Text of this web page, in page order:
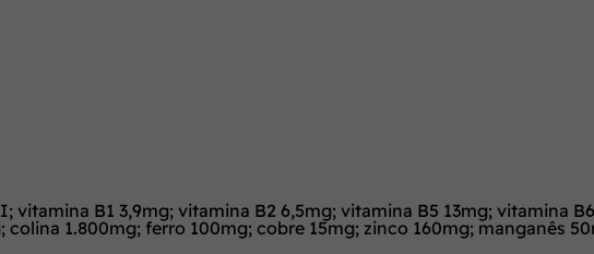
B1 3,9mg; vitamina B2 6,5mg; vitamina B5 13mg; vitamina
1.800mg; ferro 100mg; cobre 15mg; zinco 160mg; manganês